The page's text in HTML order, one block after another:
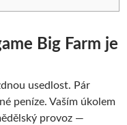
Big Farm je
usedlost. Pár
peníze. Vaším úkolem
provoz —